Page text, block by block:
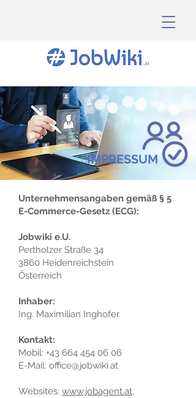
IMPRESSUM
Unternehmensangaben gemäß § 5
E-Commerce-Gesetz (ECG):
Jobwiki e.U.
Pertholzer Straße 34
3860 Heidenreichstein
Österreich
Inhaber:
Ing. Maximilian Inghofer
Kontakt:
Mobil: +43 664 454 06 06
E-Mail: office@jobwiki.at
Websites: www.jobagent.at,